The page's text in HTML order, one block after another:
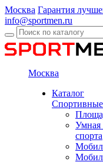
Москва Гарантия
info@sportmen.ru
Москва
Каталог
Умная
спорта